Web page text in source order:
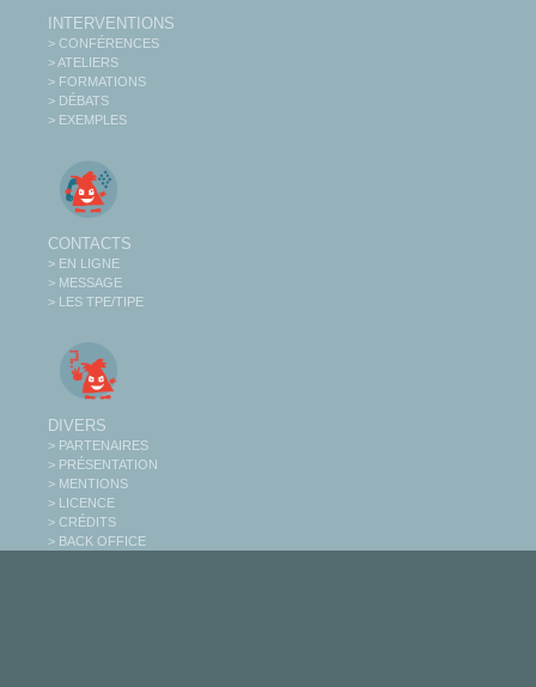
INTERVENTIONS
> CONFÉRENCES
> ATELIERS
> FORMATIONS
> DÉBATS
> EXEMPLES
CONTACTS
> EN LIGNE
> MESSAGE
> LES TPE/TIPE
DIVERS
> PARTENAIRES
> PRÉSENTATION
> MENTIONS
> LICENCE
> CRÉDITS
> BACK OFFICE